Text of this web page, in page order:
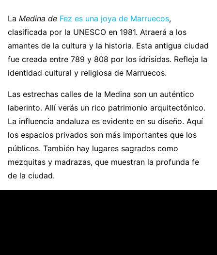
La Medina de Fez es una joya de Marruecos,
clasificada por la UNESCO en 1981. Atraerá a los
amantes de la cultura y la historia. Esta antigua ciudad
fue creada entre 789 y 808 por los idrisidas. Refleja la
identidad cultural y religiosa de Marruecos.
Las estrechas calles de la Medina son un auténtico
laberinto. Allí verás un rico patrimonio arquitectónico.
La influencia andaluza es evidente en su diseño. Aquí
los espacios privados son más importantes que los
públicos. También hay lugares sagrados como
mezquitas y madrazas, que muestran la profunda fe
de la ciudad.